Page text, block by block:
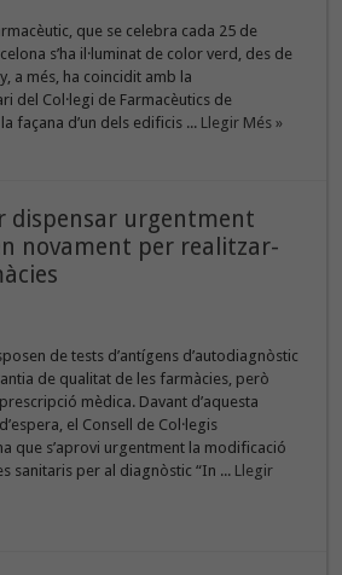
que se celebra cada 25 de
s’ha il·luminat de color verd, des de
a més, ha coincidit amb la
del Col·legi de Farmacèutics de
façana d’un dels edificis ... Llegir Més »
dispensar urgentment
novament per realitzar-
de tests d’antígens d’autodiagnòstic
de qualitat de les farmàcies, però
mèdica. Davant d’aquesta
el Consell de Col·legis
que s’aprovi urgentment la modificació
sanitaris per al diagnòstic “In ... Llegir